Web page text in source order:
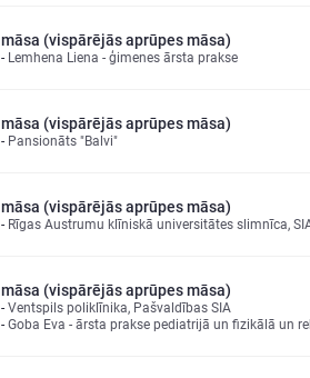
māsa (vispārējās aprūpes māsa)
Lemhena Liena - ģimenes ārsta prakse
māsa (vispārējās aprūpes māsa)
Pansionāts "Balvi"
māsa (vispārējās aprūpes māsa)
Rīgas Austrumu klīniskā universitātes slimnīca,
māsa (vispārējās aprūpes māsa)
Ventspils poliklīnika, Pašvaldības SIA
Goba Eva - ārsta prakse pediatrijā un fizikālā un